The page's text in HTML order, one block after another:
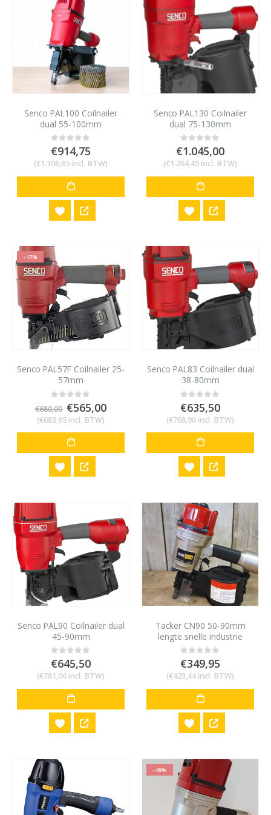
Senco PAL100 Coilnailer
dual 55-100mm
0out of 5
€914,75
(€1.106,85 incl. BTW)
Senco PAL130 Coilnailer
dual 75-130mm
0out of 5
€1.045,00
(€1.264,45 incl. BTW)
-17%
Senco PAL57F Coilnailer 25-
57mm
out of 5
€680,00 Oorspronkelijke
prijs
€680,00.
€565,00Huidige
(€683,65 incl. BTW)
Senco PAL83 Coilnailer dual
38-80mm
0out of 5
€635,50
(€768,96 incl. BTW)
Senco PAL90 Coilnailer dual
45-90mm
0out of 5
€645,50
(€781,06 incl. BTW)
Tacker CN90 50-90mm
lengte snelle industrie
tacker
0out of 5
€349,95
(€423,44incl. BTW)
-49%